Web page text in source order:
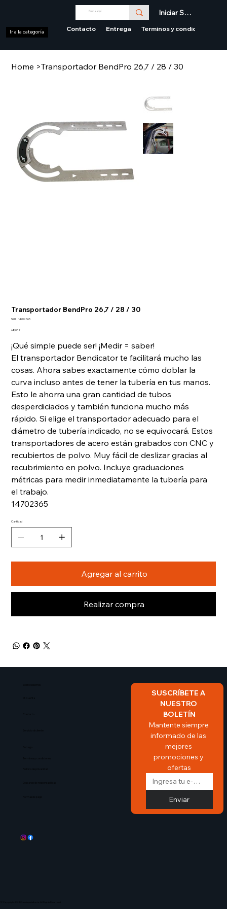
Iniciar Sesión
Contacto Entrega Terminos y condiciones
Ir a la categoría
Home >Transportador BendPro 26,7 / 28 / 30
Transportador BendPro 26,7 / 28 / 30
SKU:
SKU
14702365
Precio
68,05 €
¡Qué simple puede ser! ¡Medir = saber!
El transportador Bendicator te facilitará mucho las
cosas. Ahora sabes exactamente cómo doblar la
curva incluso antes de tener la tubería en tus manos.
Esto le ahorra una gran cantidad de tubos
desperdiciados y también funciona mucho más
rápido. Si elige el transportador adecuado para el
diámetro de tubería indicado, no se equivocará. Estos
transportadores de acero están grabados con CNC y
recubiertos de polvo. Muy fácil de deslizar gracias al
recubrimiento en polvo. Incluye graduaciones
métricas para medir inmediatamente la tubería para
el trabajo.
14702365
Cantidad
Agregar al carrito
Realizar compra
Mi Cuenta
Contacto
Entrega
Politica de privacidad
SUSCRÍBETE A
NUESTRO
BOLETÍN
Mantente siempre
informado de las
mejores
promociones y
ofertas
Enviar